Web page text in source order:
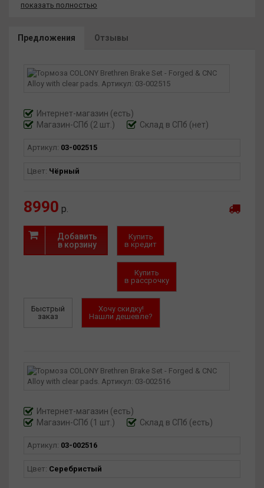
подходят как для переднего, так и для заднего велосипеда.
Повышенная жесткость обеспечивает превосходное
торможение.
Повышенная мощность и эффективность торможения.
Поставляется с мягкими прозрачными тормозными
колодками и цветным держателем троса.
показать полностью
Предложения Отзывы
Интернет-магазин (есть)
Магазин-СПб (2 шт.)
Склад в СПб (нет)
Артикул: 03-002515
Цвет: Чёрный
8990 р.
Добавить
в корзину
Купить
в кредит
Купить
в рассрочку
Быстрый
заказ
Хочу скидку!
Нашли дешевле?
Интернет-магазин (есть)
Магазин-СПб (1 шт.)
Склад в СПб (есть)
Артикул: 03-002516
Цвет: Серебристый